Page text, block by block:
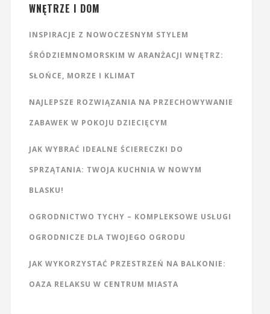
WNĘTRZE I DOM
INSPIRACJE Z NOWOCZESNYM STYLEM
ŚRÓDZIEMNOMORSKIM W ARANŻACJI WNĘTRZ:
SŁOŃCE, MORZE I KLIMAT
NAJLEPSZE ROZWIĄZANIA NA PRZECHOWYWANIE
ZABAWEK W POKOJU DZIECIĘCYM
JAK WYBRAĆ IDEALNE ŚCIERECZKI DO
SPRZĄTANIA: TWOJA KUCHNIA W NOWYM
BLASKU!
OGRODNICTWO TYCHY – KOMPLEKSOWE USŁUGI
OGRODNICZE DLA TWOJEGO OGRODU
JAK WYKORZYSTAĆ PRZESTRZEŃ NA BALKONIE:
OAZA RELAKSU W CENTRUM MIASTA